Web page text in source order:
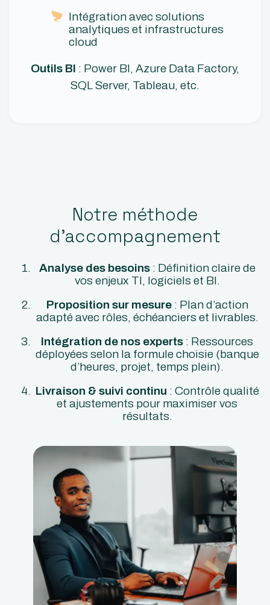
Intégration avec solutions
analytiques et infrastructures
cloud
Outils BI : Power BI, Azure Data Factory,
SQL Server, Tableau, etc.
Notre méthode
d’accompagnement
Analyse des besoins: Définition claire de
vos enjeux TI, logiciels et BI.
Proposition sur mesure: Plan d’action
adapté avec rôles, échéanciers et livrables.
Intégration de nos experts : Ressources
déployées selon la formule choisie (banque
d’heures, projet, temps plein).
Livraison & suivi continu : Contrôle qualité
et ajustements pour maximiser vos
résultats.